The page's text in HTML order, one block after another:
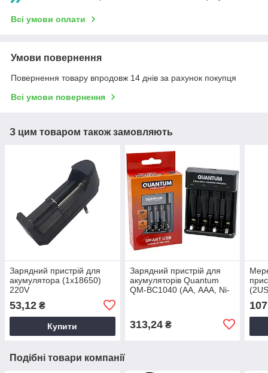
Всі умови оплати
Умови повернення
Повернення товару впродовж 14 днів за рахунок покупця
Всі умови повернення
З цим товаром також замовляють
Зарядний пристрій для
акумулятора (1х18650)
220V
53,12 ₴
Купити
Зарядний пристрій для
акумуляторів Quantum
QM-BC1040 (АА, ААА, Ni-
313,24₴
Подібні товари компанії